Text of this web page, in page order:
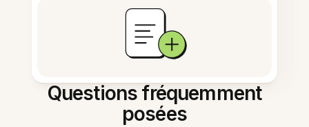
Questions fréquemment
posées